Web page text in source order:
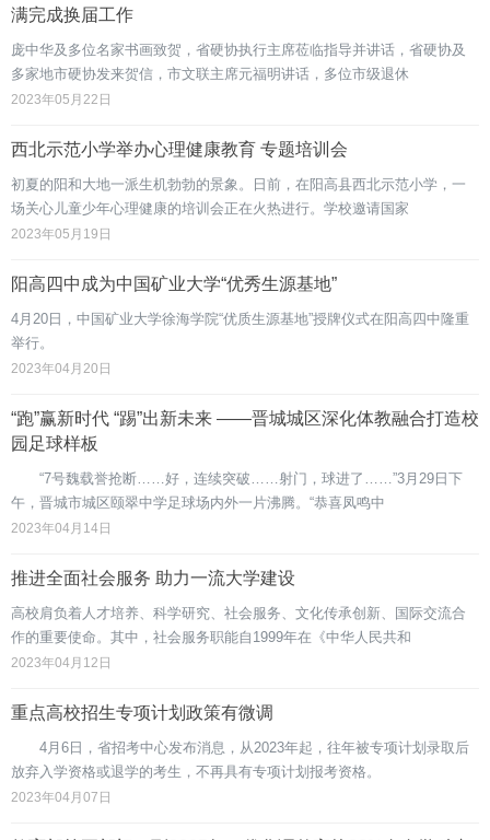
满完成换届工作
庞中华及多位名家书画致贺，省硬协执行主席莅临指导并讲话，省硬协及
多家地市硬协发来贺信，市文联主席元福明讲话，多位市级退休
2023年05月22日
西北示范小学举办心理健康教育 专题培训会
初夏的阳和大地一派生机勃勃的景象。日前，在阳高县西北示范小学，一
场关心儿童少年心理健康的培训会正在火热进行。学校邀请国家
2023年05月19日
阳高四中成为中国矿业大学“优秀生源基地”
4月20日，中国矿业大学徐海学院“优质生源基地”授牌仪式在阳高四中隆重
举行。
2023年04月20日
“跑”赢新时代 “踢”出新未来 ——晋城城区深化体教融合打造校
园足球样板
“7号魏载誉抢断……好，连续突破……射门，球进了……”3月29日下
午，晋城市城区颐翠中学足球场内外一片沸腾。“恭喜凤鸣中
2023年04月14日
推进全面社会服务 助力一流大学建设
高校肩负着人才培养、科学研究、社会服务、文化传承创新、国际交流合
作的重要使命。其中，社会服务职能自1999年在《中华人民共和
2023年04月12日
重点高校招生专项计划政策有微调
4月6日，省招考中心发布消息，从2023年起，往年被专项计划录取后
放弃入学资格或退学的考生，不再具有专项计划报考资格。
2023年04月07日